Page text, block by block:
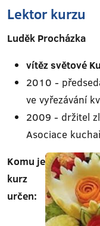
Lektor kurzu
Luděk Procházka
vítěz světové
2010 -
ve vyřezávání
2009 - držitel
Asociace
Komu je
kurz
určen: